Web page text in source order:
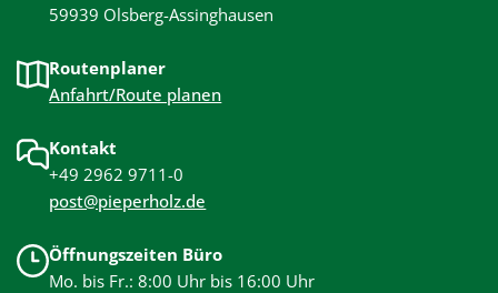
59939 Olsberg-Assinghausen
Routenplaner
Anfahrt/Route planen
Kontakt
+49 2962 9711-0
post@pieperholz.de
Öffnungszeiten Büro
Mo. bis Fr.: 8:00 Uhr bis 16:00 Uhr